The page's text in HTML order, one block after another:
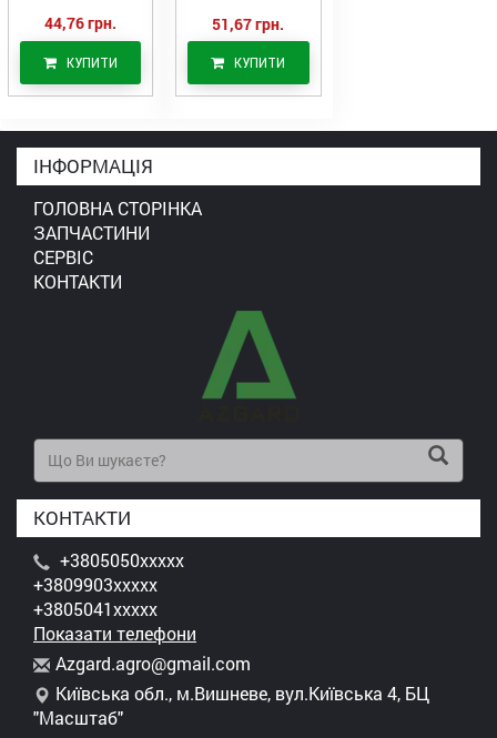
44,76 грн.
КУПИТИ
51,67 грн.
КУПИТИ
ІНФОРМАЦІЯ
ГОЛОВНА СТОРІНКА
ЗАПЧАСТИНИ
СЕРВІС
КОНТАКТИ
КОНТАКТИ
+3805050xxxxx
+3809903xxxxx
+3805041xxxxx
Показати телефони
Azgard.agro@gmail.com
Київська обл., м.Вишневе, вул.Київська 4, БЦ
"Масштаб"